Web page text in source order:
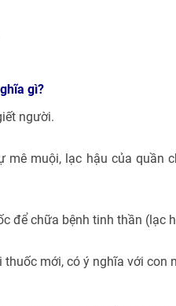
gì?
người.
mê muội, lạc hậu của quần
để chữa bệnh tinh thần (lạc
thuốc mới, có ý nghĩa với con